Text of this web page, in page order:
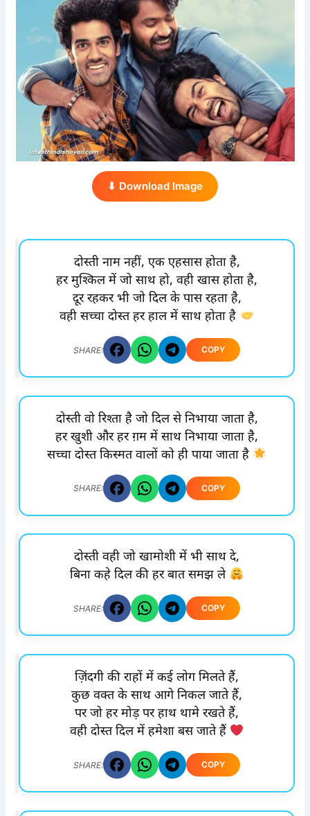
⬇ Download Image
दोस्ती नाम नहीं, एक एहसास होता है,
हर मुश्किल में जो साथ हो, वही खास होता है,
दूर रहकर भी जो दिल के पास रहता है,
वही सच्चा दोस्त हर हाल में साथ होता है
SHARE: COPY
दोस्ती वो रिश्ता है जो दिल से निभाया जाता है,
हर खुशी और हर ग़म में साथ निभाया जाता है,
सच्चा दोस्त किस्मत वालों को ही पाया जाता है
SHARE: COPY
दोस्ती वही जो खामोशी में भी साथ दे,
बिना कहे दिल की हर बात समझ ले
SHARE: COPY
ज़िंदगी की राहों में कई लोग मिलते हैं,
कुछ वक्त के साथ आगे निकल जाते हैं,
पर जो हर मोड़ पर हाथ थामे रखते हैं,
वही दोस्त दिल में हमेशा बस जाते हैं
SHARE: COPY